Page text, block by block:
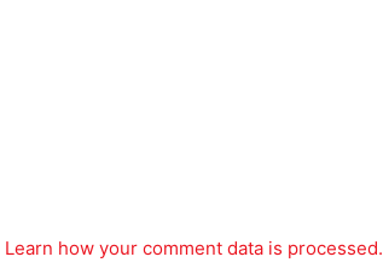
Learn how your comment data is processed.